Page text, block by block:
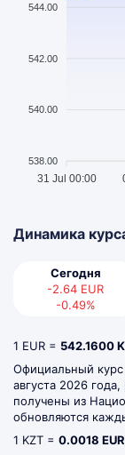
544.00
542.00
540.00
538.00
31 Jul 00:00
Динамика
Сегодня
-2.64 EUR
-0.49%
1 EUR = 542.1600
Официальный курс
августа 2026
получены из
обновляются
1 KZT = 0.0018 EUR